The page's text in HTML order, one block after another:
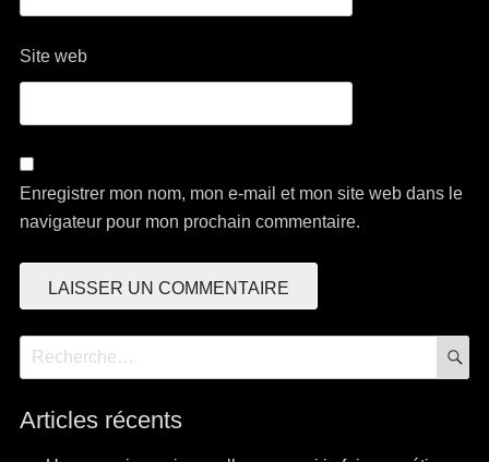
Site web
Enregistrer mon nom, mon e-mail et mon site web dans le
navigateur pour mon prochain commentaire.
Recherche
pour:
Articles récents